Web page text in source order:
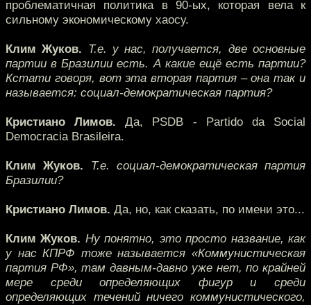
проблематичная политика в 90-ых, которая вела к
сильному экономическому хаосу.
Клим Жуков. Т.е. у нас, получается, две основные
партии в Бразилии есть. А какие ещё есть партии?
Кстати говоря, вот эта вторая партия – она так и
называется: социал-демократическая партия?
Кристиано Лимов. Да, PSDB - Partido da Social
Democracia Brasileira.
Клим Жуков. Т.е. социал-демократическая партия
Бразилии?
Кристиано Лимов. Да, но, как сказать, по имени это...
Клим Жуков. Ну понятно, это просто название, как
у нас КПРФ тоже называется «Коммунистическая
партия РФ», там давным-давно уже нет, по крайней
мере среди определяющих фигур и среди
определяющих течений ничего коммунистического,